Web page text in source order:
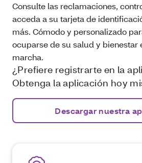
Consulte las reclamaciones,
acceda a su tarjeta de
más. Cómodo y personalizado
ocuparse de su salud y bienestar
marcha.
¿Prefiere registrarte en la
Obtenga la aplicación hoy
Descargar nuestra